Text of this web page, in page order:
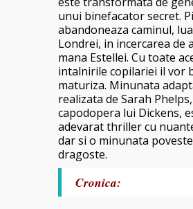
unui binefacator secret.
abandoneaza caminul,
Londrei, in incercarea de
mana Estellei. Cu toate
intalnirile copilariei il vor
maturiza. Minunata
realizata de Sarah
capodopera lui Dickens,
adevarat thriller cu
dar si o minunata
dragoste.
Cronica: